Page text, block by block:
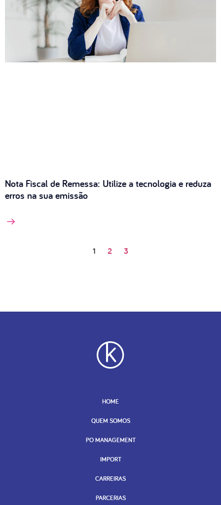
Nota Fiscal de Remessa: Utilize a tecnologia e reduza
erros na sua emissão
1 2 3
HOME
QUEM SOMOS
PO MANAGEMENT
IMPORT
CARREIRAS
PARCERIAS